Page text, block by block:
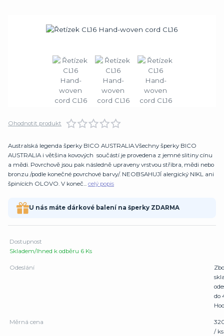
Ohodnotit produkt
Australská legenda šperky BICO AUSTRALIA.Všechny šperky BICO
AUSTRALIA i většina kovových součástí je provedena z jemné slitiny cínu
a mědi. Povrchově jsou pak následně upraveny vrstvou stříbra, mědi nebo
bronzu /podle konečné povrchové barvy/. NEOBSAHUJÍ alergický NIKL ani
špinících OLOVO. V koneč... celý popis
U nás máte dárkové balení na šperky ZDARMA
Dostupnost
Skladem/Ihned k odběru 6 Ks
Odeslání
do
Měrná cena
/ ks